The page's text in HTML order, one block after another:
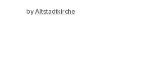
byAltstadtkirche